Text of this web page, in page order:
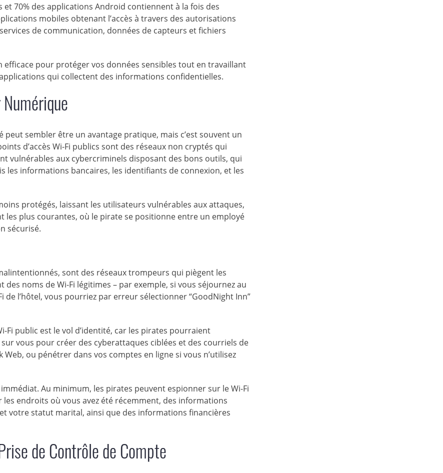
et 70% des applications Android contiennent à la fois des
mobiles obtenant l’accès à travers des autorisations
de communication, données de capteurs et fichiers
pour protéger vos données sensibles tout en travaillant
qui collectent des informations confidentielles.
sembler être un avantage pratique, mais c’est souvent un
d’accès Wi-Fi publics sont des réseaux non cryptés qui
vulnérables aux cybercriminels disposant des bons outils, qui
les informations bancaires, les identifiants de connexion, et les
protégés, laissant les utilisateurs vulnérables aux attaques,
les plus courantes, où le pirate se positionne entre un employé
sécurisé.
sont des réseaux trompeurs qui piègent les
noms de Wi-Fi légitimes – par exemple, si vous séjournez au
l’hôtel, vous pourriez par erreur sélectionner “GoodNight Inn”
Fi public est le vol d’identité, car les pirates pourraient
vous pour créer des cyberattaques ciblées et des courriels de
ou pénétrer dans vos comptes en ligne si vous n’utilisez
Au minimum, les pirates peuvent espionner sur le Wi-Fi
endroits où vous avez été récemment, des informations
votre statut marital, ainsi que des informations financières
de Contrôle de Compte